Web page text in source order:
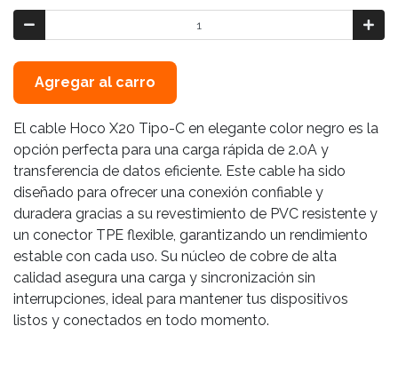
Agregar al carro
El cable Hoco X20 Tipo-C en elegante color negro es la
opción perfecta para una carga rápida de 2.0A y
transferencia de datos eficiente. Este cable ha sido
diseñado para ofrecer una conexión confiable y
duradera gracias a su revestimiento de PVC resistente y
un conector TPE flexible, garantizando un rendimiento
estable con cada uso. Su núcleo de cobre de alta
calidad asegura una carga y sincronización sin
interrupciones, ideal para mantener tus dispositivos
listos y conectados en todo momento.